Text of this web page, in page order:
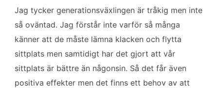
Jag tycker generationsväxlingen är tråkig men inte
så oväntad. Jag förstår inte varför så många
känner att de måste lämna klacken och flytta
sittplats men samtidigt har det gjort att vår
sittplats är bättre än någonsin. Så det får även
positiva effekter men det finns ett behov av att